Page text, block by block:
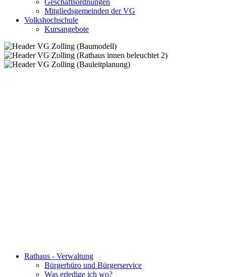
Geschäftsordnungen
Mitgliedsgemeinden der VG
Volkshochschule
Kursangebote
Rathaus - Verwaltung
Bürgerbüro und Bürgerservice
Was erledige ich wo?